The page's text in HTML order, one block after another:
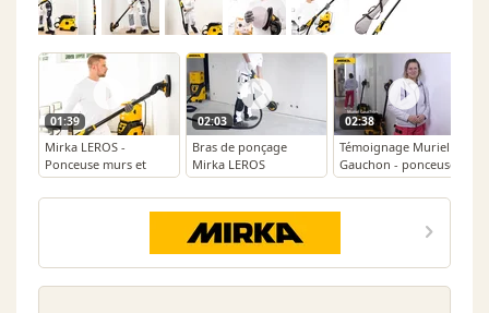
01:39
Mirka LEROS -
Ponceuse murs et
plafonds
révolutionnaire
02:03
Bras de ponçage
Mirka LEROS
02:38
Témoignage Muriel
Gauchon - ponceuse
Mirka Leros